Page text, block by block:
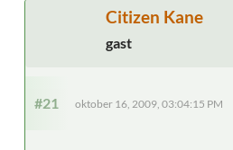
Citizen Kane
gast
#21 oktober 16, 2009, 03:04:15 PM